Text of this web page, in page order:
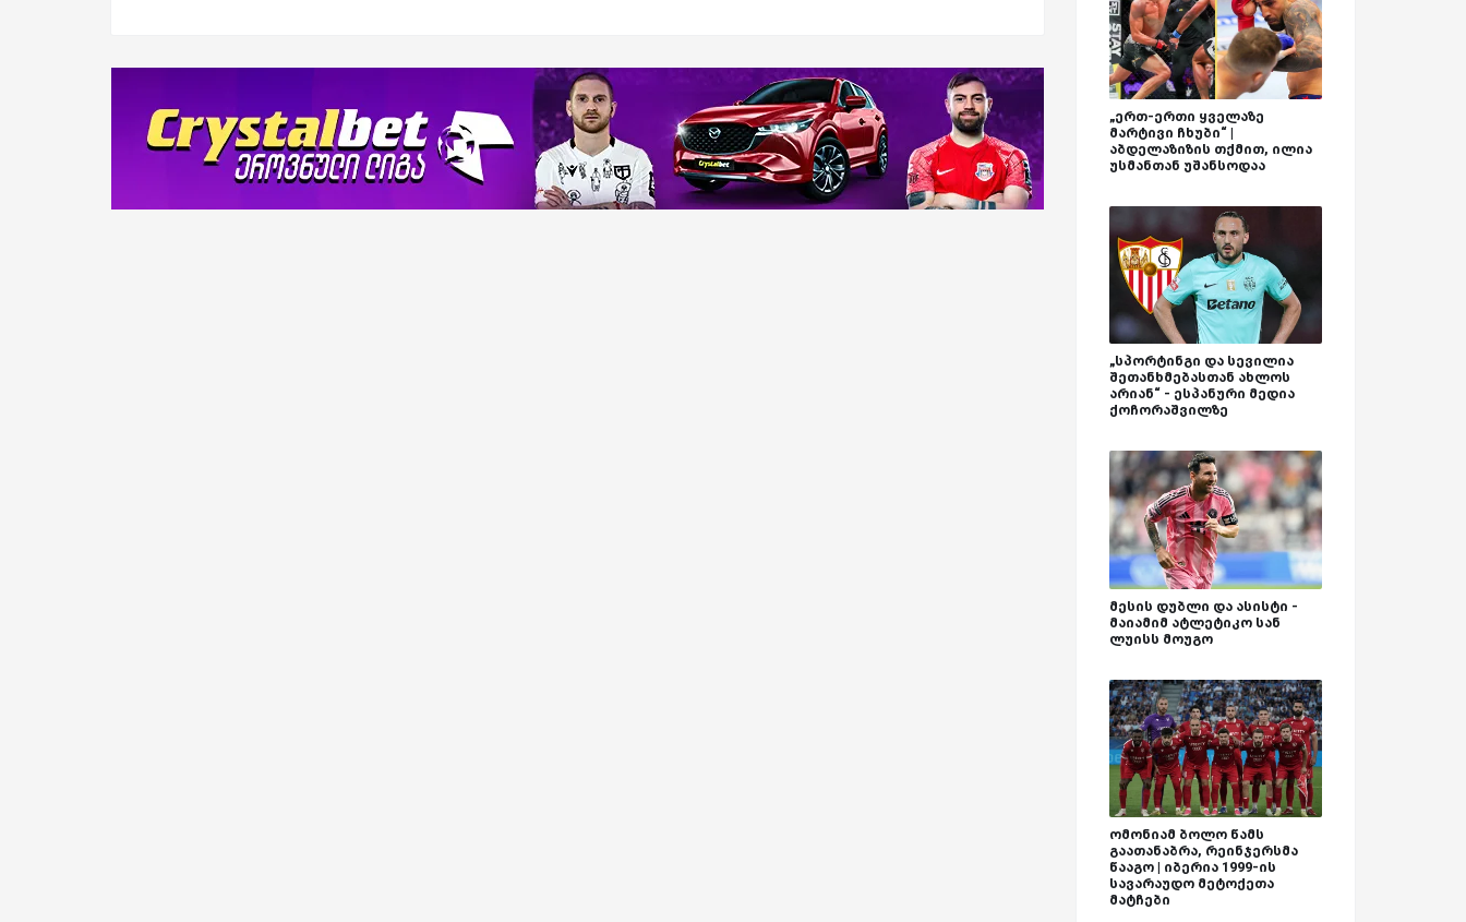
„ერთ-ერთი ყველაზე
მარტივი ჩხუბი“ |
აბდელაზიზის თქმით, ილია
უსმანთან უშანსოდაა
„სპორტინგი და სევილია
შეთანხმებასთან ახლოს
არიან“ - ესპანური მედია
ქოჩორაშვილზე
მესის დუბლი და ასისტი -
მაიამიმ ატლეტიკო სან
ლუისს მოუგო
ომონიამ ბოლო წამს
გაათანაბრა, რეინჯერსმა
წააგო | იბერია 1999-ის
სავარაუდო მეტოქეთა
მატჩები